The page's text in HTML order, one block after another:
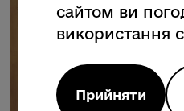
сайтом ви
використання
Прийняти